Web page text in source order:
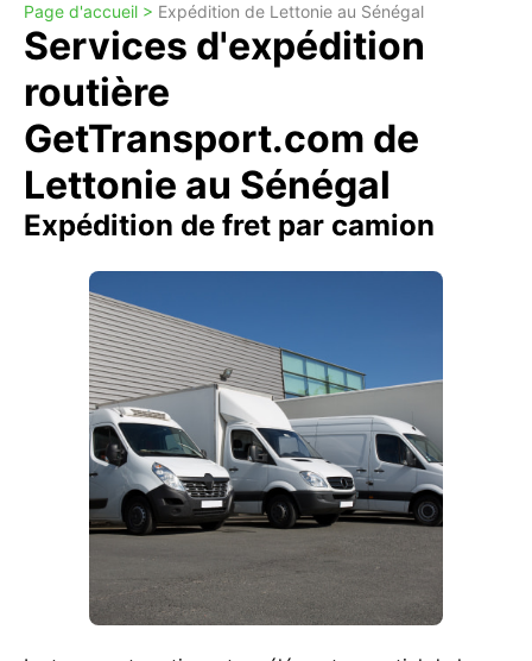
Page d'accueil > Expédition de Lettonie au Sénégal
Services d'expédition
routière
GetTransport.com de
Lettonie au Sénégal
Expédition de fret par camion